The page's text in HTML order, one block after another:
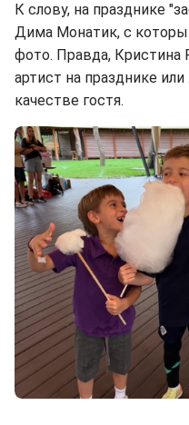
К слову, на празднике
Дима Монатик, с
фото. Правда, Кристина
артист на празднике
качестве гостя.